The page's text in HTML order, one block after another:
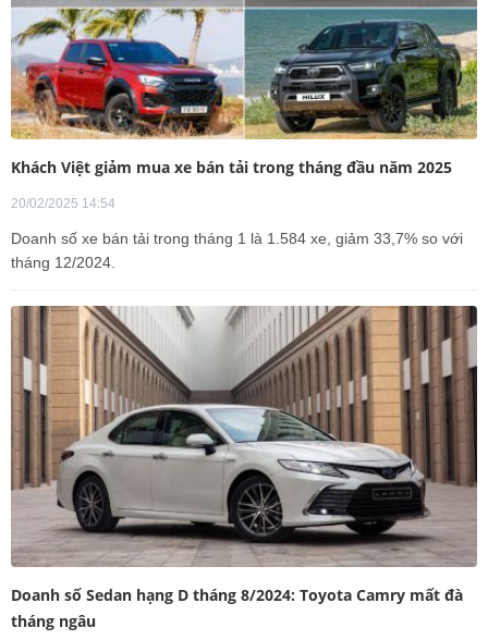
Khách Việt giảm mua xe bán tải trong tháng đầu năm 2025
20/02/2025 14:54
Doanh số xe bán tải trong tháng 1 là 1.584 xe, giảm 33,7% so với
tháng 12/2024.
Doanh số Sedan hạng D tháng 8/2024: Toyota Camry mất đà
tháng ngâu